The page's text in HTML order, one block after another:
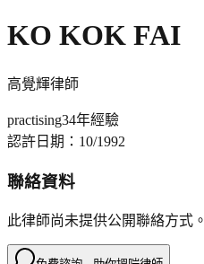
KO KOK FAI
高覺輝律師
practising34年經驗
認許日期： 10/1992
聯絡資料
此律師尚未提供公開聯絡方式。